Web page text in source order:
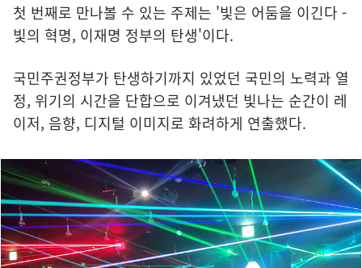
첫 번째로 만나볼 수 있는 주제는 '빛은 어둠을 이긴다 -
빛의 혁명, 이재명 정부의 탄생'이다.
국민주권정부가 탄생하기까지 있었던 국민의 노력과 열
정, 위기의 시간을 단합으로 이겨냈던 빛나는 순간이 레
이저, 음향, 디지털 이미지로 화려하게 연출했다.